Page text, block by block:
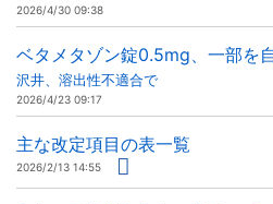
2026/4/30 09:38
ベタメタゾン錠0.5mg、一部を
沢井、溶出性不適合で
2026/4/23 09:17
主な改定項目の表一覧
2026/2/13 14:55